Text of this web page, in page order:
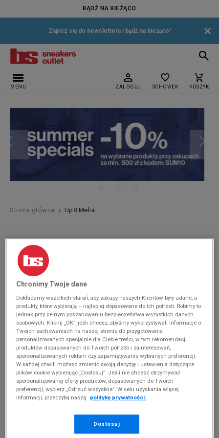
BĄDŹ NA BIEŻĄCO
Zapisz się do newslettera i bądź na bieżąco! ×
MENU ZALOGUJ SCHOWEK KOSZYK
Strona główna › Up8 Melia
DAMSKIE UP8 MELIA
Produkty pochodzą z końcówek aktualnych
kolekcji, ubiegłych sezonów lub z ekspozycji.
Szczegóły.
Zmień treść wyszukiwanej frazy.
Spróbuj użyć mniejszej ilości filtrów (usuń mniej
istotne).
Powrót do sklepu
Buty Up8 Melia – stylowy miejski outdoor
Zima to pora roku, podczas której obuwie jest szczególnie
narażone na trudne warunki atmosferyczne. Cholewki muszą
skutecznie zabezpieczać przed niskimi temperaturami i
Chronimy Twoje dane
Dokładamy wszelkich starań, aby zakupy naszych Klientów były udane, a
produkty, które wybierają – najlepiej dopasowane do ich potrzeb. Robimy to
jednak przy pełnym poszanowaniu bezpieczeństwa wszystkich danych
osobowych. Kliknij „OK”, jeśli chcesz, abyśmy wykorzystywali informacje o
Twoich zachowaniach na naszej stronie do przygotowania
personalizowanych specjalnie dla Ciebie treści, w tym rekomendacji
produktów dopasowanych do Twoich potrzeb i zainteresowań,
spersonalizowanych reklam czy zapamiętywanie wybranych preferencji.
W każdej chwili możesz zmienić swoją decyzję i ustawienia dotyczące
plików cookie wybierając „Dostosuj”. Jeśli nie chcesz otrzymywać
spersonalizowanej oferty produktów, dopasowanych do Twoich
preferencji, wybierz „Odrzuć wszystkie”. W celu uzyskania więcej
informacji, przeczytaj naszą
politykę prywatności.
Dostosuj